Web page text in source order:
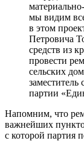
мы видим
в этом
Петровича
средств из
провести
сельских
заместитель
партии
Напомним, что
важнейших
с которой партия